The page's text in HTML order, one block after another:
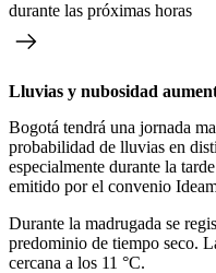
durante las próximas horas
Lluvias y nubosidad
Bogotá tendrá una jornada
probabilidad de lluvias en
especialmente durante la
emitido por el convenio
Durante la madrugada se
predominio de tiempo seco.
cercana a los 11 °C.